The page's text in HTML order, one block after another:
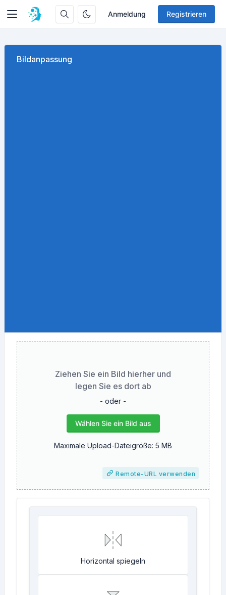
Anmeldung Registrieren
Bildanpassung
Ziehen Sie ein Bild hierher und
legen Sie es dort ab
- oder -
Wählen Sie ein Bild aus
Maximale Upload-Dateigröße: 5 MB
Remote-URL verwenden
Horizontal spiegeln